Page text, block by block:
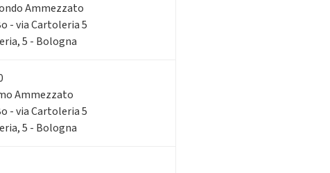
Ammezzato
- via Cartoleria 5
5 - Bologna
Ammezzato
- via Cartoleria 5
5 - Bologna